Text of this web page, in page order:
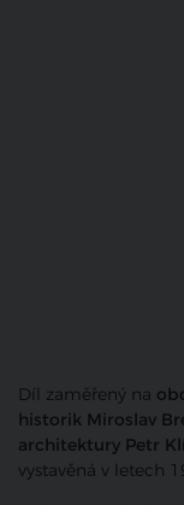
Díl zaměřený na
historik Miroslav
architektury Petr
vystavěná v letech